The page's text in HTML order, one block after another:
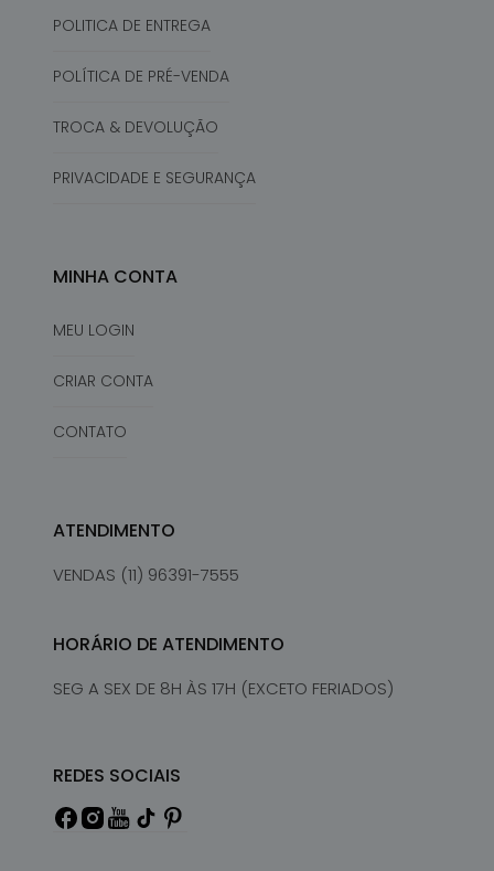
POLITICA DE ENTREGA
POLÍTICA DE PRÉ-VENDA
TROCA & DEVOLUÇÃO
PRIVACIDADE E SEGURANÇA
MINHA CONTA
MEU LOGIN
CRIAR CONTA
CONTATO
ATENDIMENTO
VENDAS (11) 96391-7555
HORÁRIO DE ATENDIMENTO
SEG A SEX DE 8H ÀS 17H (EXCETO FERIADOS)
REDES SOCIAIS